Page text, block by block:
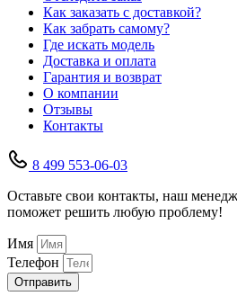
Как заказать с доставкой?
Как забрать самому?
Где искать модель
Доставка и оплата
Гарантия и возврат
О компании
Отзывы
Контакты
8 499 553-06-03
Оставьте свои контакты, наш
поможет решить любую проблему!
Имя
Телефон
Отправить